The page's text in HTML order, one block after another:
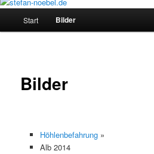
Start Bilder
Bilder
Höhlenbefahrung »
Alb 2014